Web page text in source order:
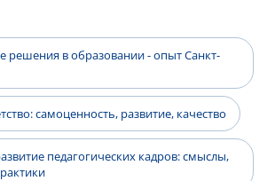
решения в образовании - опыт Санкт-
самоценность, развитие, качество
педагогических кадров: смыслы,